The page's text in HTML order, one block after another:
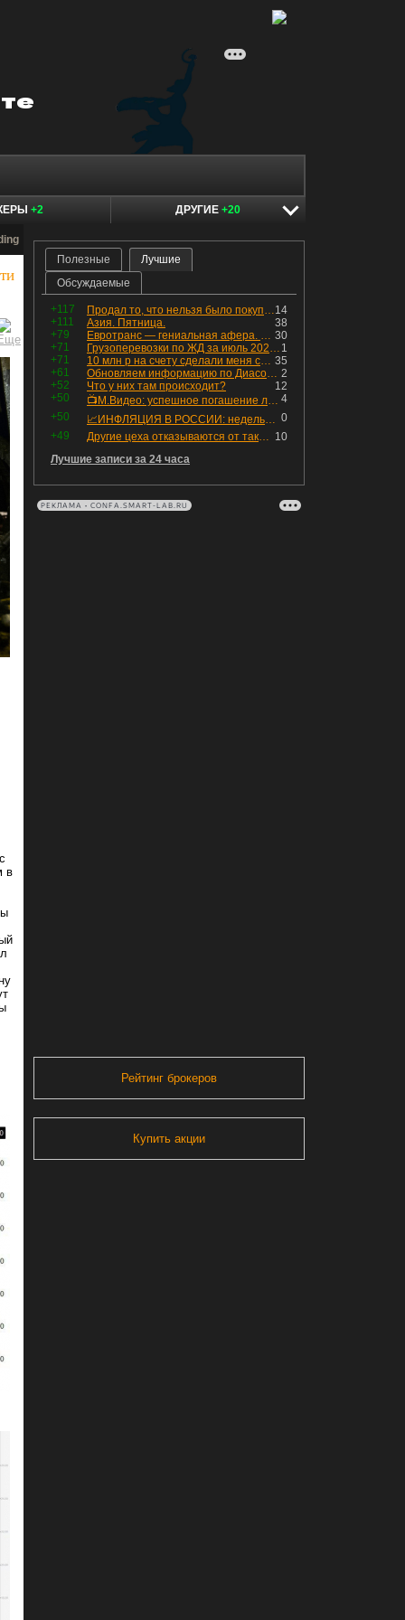
+2 ДРУГИЕ +20
в
Полезные
Лучшие
Обсуждаемые
+117 14
Продал то, что нельзя было покупать. Изменения в портфеле
+111
38
Азия. Пятница.
+79
30
Евротранс — гениальная афера. Собрал с инвесторов денег, выплатил дивидендов больше текущей капитализации и ушёл в дефолт
+71
1
Грузоперевозки по ЖД за июль 2026 г. — четвёртый месяц подряд роста, чёрные металлы на уровне прошлого года, а каменный уголь в плюсе.
+71
35
10 млн р на счету сделали меня счастливым? Ожидание vs Реальность!
+61
2
Обновляем информацию по Диасофту: дивиденды и выкуп
+52
12
Что у них там происходит?
+50
4
📺М.Видео: успешное погашение любимого флоатера
+50
0
📈ИНФЛЯЦИЯ В РОССИИ: недельная дефляция, но в годовом выражении рост 😢
+49
10
Другие цеха отказываются от таких деталей — а мы построили на них производство с оборотом 70 млн
Лучшие записи за 24 часа
РЕКЛАМА • CONFA.SMART-LAB.RU
Рейтинг брокеров
Купить акции